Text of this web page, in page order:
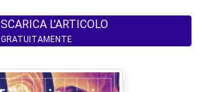
SCARICA L'ARTICOLO
GRATUITAMENTE